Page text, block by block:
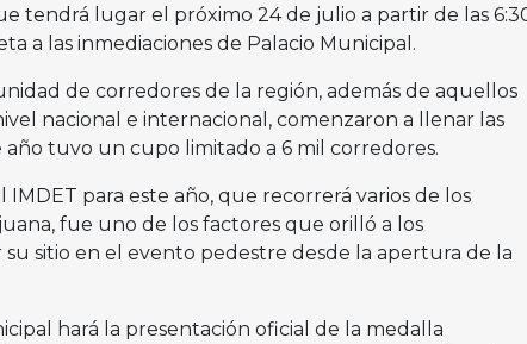
tendrá lugar el próximo 24 de julio a partir de las
a las inmediaciones de Palacio Municipal.
de corredores de la región, además de aquellos
nacional e internacional, comenzaron a llenar las
tuvo un cupo limitado a 6 mil corredores.
para este año, que recorrerá varios de los
fue uno de los factores que orilló a los
sitio en el evento pedestre desde la apertura de la
hará la presentación oficial de la medalla